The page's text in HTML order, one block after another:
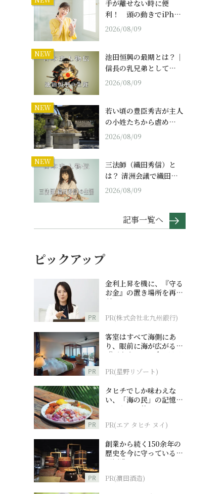
手が離せない時に便
利！ 頭の動きでiPh…
2026/08/09
NEW
池田恒興の最期とは？｜
信長の乳兄弟として…
2026/08/09
NEW
若い頃の豊臣秀吉が主人
の小姓たちから虐め…
2026/08/09
NEW
三法師（織田秀信）と
は？ 清洲会議で織田…
2026/08/09
記事一覧へ
ピックアップ
PR
金利上昇を機に、『守る
お金』の置き場所を再検
討
PR(株式会社北九州銀行)
PR
客室はすべて海側にあ
り、眼前に海が広がる
『西表島ホテル by 星野
PR(星野リゾート)
PR
タヒチでしか味わえな
い、「海の民」の記憶へ
とつながる旅
PR(エア タヒチ ヌイ)
PR
創業から続く150余年の
歴史を今に守っている濵
田酒造
PR(濵田酒造)